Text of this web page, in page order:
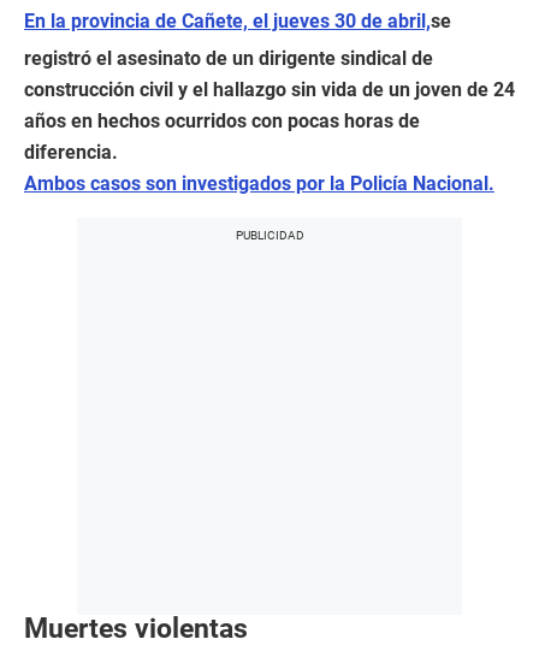
En la provincia de Cañete, el jueves 30 de abril,se
registró el asesinato de un dirigente sindical de
construcción civil y el hallazgo sin vida de un joven de 24
años en hechos ocurridos con pocas horas de
diferencia.
Ambos casos son investigados por la Policía Nacional.
Muertes violentas